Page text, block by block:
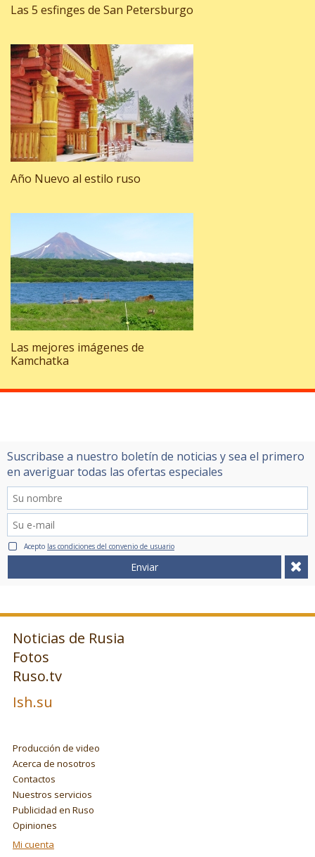
Las 5 esfinges de San Petersburgo
Año Nuevo al estilo ruso
Las mejores imágenes de
Kamchatka
Suscribase a nuestro boletín de noticias y sea el primero
en averiguar todas las ofertas especiales
Acepto las condiciones del convenio de usuario
Enviar
Noticias de Rusia
Fotos
Ruso.tv
Ish.su
Producción de video
Acerca de nosotros
Contactos
Nuestros servicios
Publicidad en Ruso
Opiniones
Mi cuenta